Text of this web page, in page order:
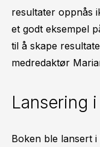
resultater oppnås
et godt eksempel
til å skape
medredaktør
Lansering
Boken ble lansert